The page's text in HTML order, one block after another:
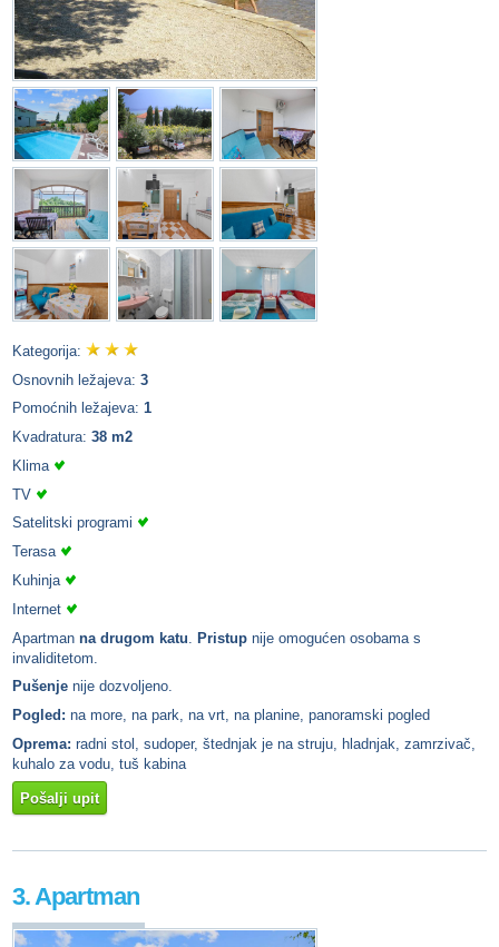
Kategorija:
Osnovnih ležajeva: 3
Pomoćnih ležajeva: 1
Kvadratura: 38 m2
Klima
TV
Satelitski programi
Terasa
Kuhinja
Internet
Apartman na drugom katu Pristup nije omogućen osobama s
invaliditetom.
Pušenje nije dozvoljeno.
Pogled: na more, na park, na vrt, na planine, panoramski pogled
Oprema: radni stol, sudoper, štednjak je na struju, hladnjak, zamrzivač,
kuhalo za vodu, tuš kabina
Pošalji upit
3. Apartman